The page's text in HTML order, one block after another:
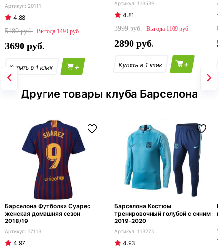
20111
4.88
5180
1490
3690
+
113539
4.81
3999
1109
2890
+
Другие товары клуба Барселона
Барселона Футболка Суарес
женская домашняя сезон
2018/19
17113
4.97
Барселона Костюм
тренировочный голубой с синим
2019-2020
113273
4.93